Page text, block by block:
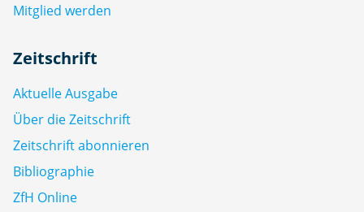
Mitglied werden
Zeitschrift
Aktuelle Ausgabe
Über die Zeitschrift
Zeitschrift abonnieren
Bibliographie
ZfH Online